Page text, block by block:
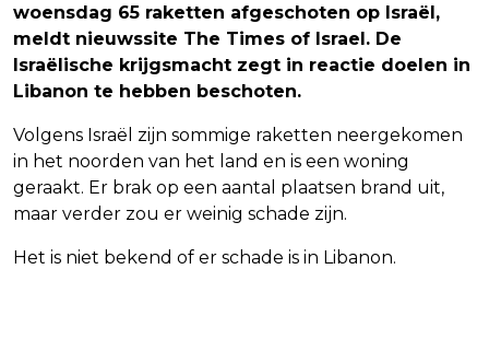
woensdag 65 raketten afgeschoten op Israël,
meldt nieuwssite The Times of Israel. De
Israëlische krijgsmacht zegt in reactie doelen in
Libanon te hebben beschoten.
Volgens Israël zijn sommige raketten neergekomen
in het noorden van het land en is een woning
geraakt. Er brak op een aantal plaatsen brand uit,
maar verder zou er weinig schade zijn.
Het is niet bekend of er schade is in Libanon.